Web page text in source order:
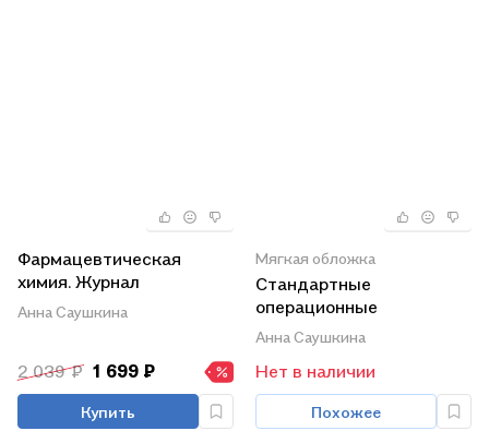
Фармацевтическая
химия. Журнал
документации (рабочая
тетрадь № 3) для
очного обучения. 7
семестр. Учебное
пособие
Анна Саушкина
2 039 ₽ 1 699 ₽
Купить
Мягкая обложка
Стандартные
операционные
процедуры методик
фармацевтического
анализа. Учебное
пособие
Анна Саушкина
Нет в наличии
Похожее